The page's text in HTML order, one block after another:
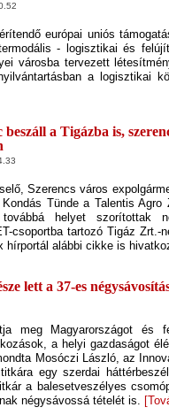
európai uniós
- logisztikai és
városba tervezett
a logisztikai
a Tigázba is,
Szerencs város
Tünde a Talentis
helyet szorítottak
csoportba tartozó Tigáz Zrt.-
hírportál alábbi cikke is
lett a 37-es
meg Magyarországot és
a helyi gazdaságot
Mosóczi László, az
egy szerdai
a balesetveszélyes
négysávossá tételét is.